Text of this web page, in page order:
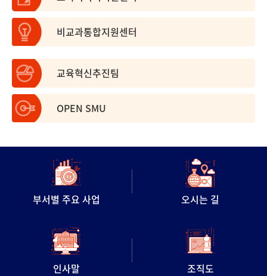
비교과통합지원센터
교육혁신추진팀
OPEN SMU
부서별 주요 사업 오시는 길
인사말 조직도